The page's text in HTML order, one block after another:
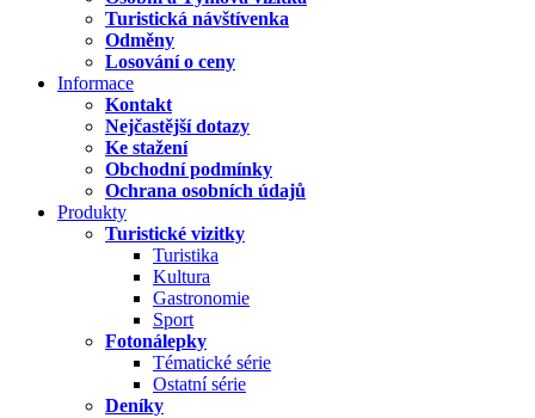
Turistická návštívenka
Odměny
Losování o ceny
Informace
Kontakt
Nejčastější dotazy
Ke stažení
Obchodní podmínky
Ochrana osobních údajů
Produkty
Turistické vizitky
Turistika
Kultura
Gastronomie
Sport
Fotonálepky
Tématické série
Ostatní série
Deníky